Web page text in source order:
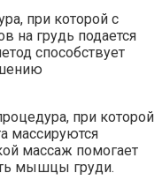
при которой с
на грудь подается
способствует
при которой
массируются
массаж помогает
мышцы груди.